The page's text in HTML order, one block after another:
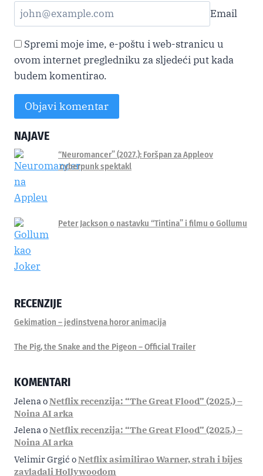
Email
Spremi moje ime, e-poštu i web-stranicu u
ovom internet pregledniku za sljedeći put kada
budem komentirao.
Alternative:
NAJAVE
“Neuromancer” (2027.): Foršpan za Appleov
cyberpunk spektakl
Peter Jackson o nastavku “Tintina” i filmu o Gollumu
RECENZIJE
Gekimation – jedinstvena horor animacija
The Pig, the Snake and the Pigeon – Official Trailer
KOMENTARI
JelenaoNetflix recenzija: “The Great Flood” (2025.) –
Noina AI arka
JelenaoNetflix recenzija: “The Great Flood” (2025.) –
Noina AI arka
Velimir Grgić oNetflix asimilirao Warner, strah i bijes
zavladali Hollywoodom